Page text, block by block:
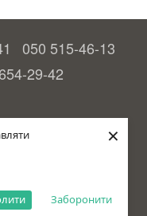
Заборонити
×
050 515-46-13
29-42
врожаю